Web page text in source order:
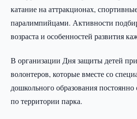
катание на аттракционах,
паралимпийцами. Активности
возраста и особенностей развития
В организации Дня защиты детей
волонтеров, которые вместе со
дошкольного образования
по территории парка.